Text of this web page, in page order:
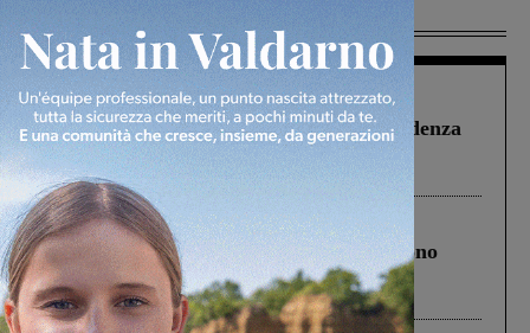
Più lette
Figline Incisa Valdarno 1 Agosto 2026
Piscina di Figline finanziata oltre la scadenza
Pnrr, il gruppo di Fratelli d’Italia: “Un
ringraziamento al Governo”
Cronaca 4 Agosto 2026
Un anno fa la strage in A1 in cui morirono
Gianni, Giulia e Franco. Lo schianto, il
processo, lo stop ai sorpassi fra tir....